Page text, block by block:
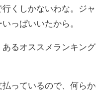
くしかないわな。ジ
っぱいいたから。
るオススメランキン
っているので、何ら